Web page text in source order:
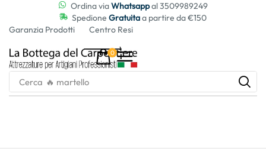
Ordina viaWhatsappal 3509989249
Spedione Gratuitaa partire da €150
Garanzia Prodotti
Centro Resi
0
Cerca 🔥 martello